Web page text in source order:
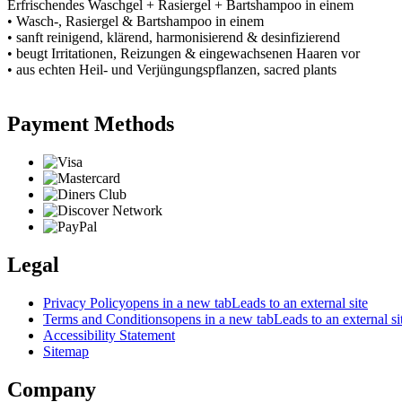
Erfrischendes Waschgel + Rasiergel + Bartshampoo in einem
• Wasch-, Rasiergel & Bartshampoo in einem
• sanft reinigend, klärend, harmonisierend & desinfizierend
• beugt Irritationen, Reizungen & eingewachsenen Haaren vor
• aus echten Heil- und Verjüngungspflanzen, sacred plants
Payment Methods
Legal
Privacy Policyopens in a new tabLeads to an external site
Terms and Conditionsopens in a new tabLeads to an external
Accessibility Statement
Sitemap
Company